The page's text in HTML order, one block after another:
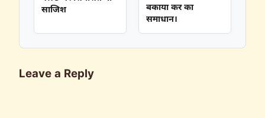
साजिश
बकाया कर का
समाधान।
Leave a Reply